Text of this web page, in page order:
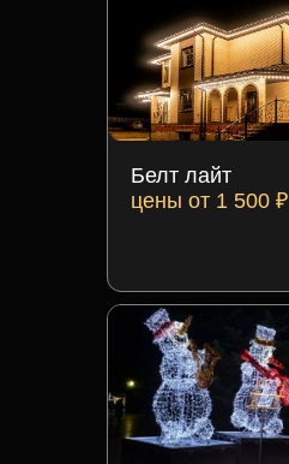
Белт лайт
цены от 1 500 ₽